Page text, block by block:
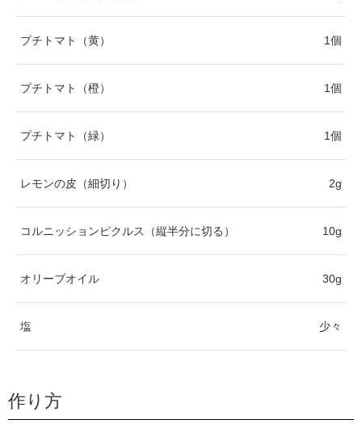
プチトマト（黄） 1個
プチトマト（橙） 1個
プチトマト（緑） 1個
レモンの皮（細切り） 2g
コルニッションピクルス（縦半分に切る） 10g
オリーブオイル 30g
塩 少々
作り方